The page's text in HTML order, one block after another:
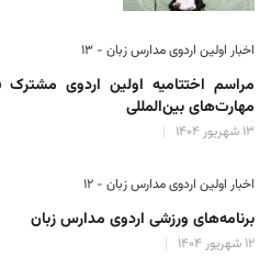
اخبار اولین اردوی مدارس زبان - ۱۳
مراسم اختتامیه اولین اردوی
مهارت‌های بین‌المللی
۱۳ شهریور ۱۴۰۴
اخبار اولین اردوی مدارس زبان - ۱۲
برنامه‌های ورزشی اردوی مدارس زبان
۱۲ شهریور ۱۴۰۴